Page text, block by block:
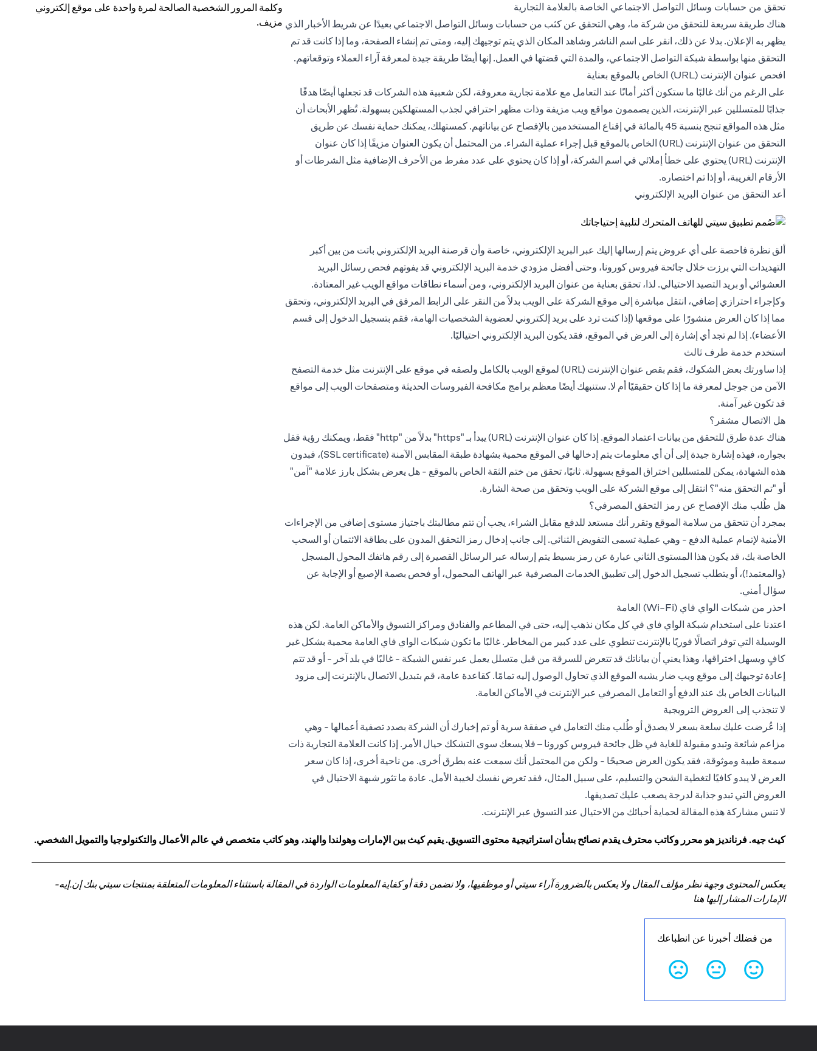
تحقق من حسابات وسائل التواصل الاجتماعي الخاصة بالعلامة التجارية
هناك طريقة سريعة للتحقق من شركة ما، وهي التحقق عن كثب من حسابات وسائل التواصل الاجتماعي بعيدًا عن شريط الأخبار الذي
يظهر به الإعلان. بدلا عن ذلك، انقر على اسم الناشر وشاهد المكان الذي يتم توجيهك إليه، ومتى تم إنشاء الصفحة، وما إذا كانت قد تم
التحقق منها بواسطة شبكة التواصل الاجتماعي، والمدة التي قضتها في العمل. إنها أيضًا طريقة جيدة لمعرفة آراء العملاء وتوقعاتهم.
افحص عنوان الإنترنت (URL) الخاص بالموقع بعناية
على الرغم من أنك غالبًا ما ستكون أكثر أمانًا عند التعامل مع علامة تجارية معروفة، لكن شعبية هذه الشركات قد تجعلها أيضًا هدفًا
جذابًا للمتسللين عبر الإنترنت، الذين يصممون مواقع ويب مزيفة وذات مظهر احترافي لجذب المستهلكين بسهولة. تُظهر الأبحاث أن
مثل هذه المواقع تنجح بنسبة 45 بالمائة في إقناع المستخدمين بالإفصاح عن بياناتهم. كمستهلك، يمكنك حماية نفسك عن طريق
التحقق من عنوان الإنترنت (URL) الخاص بالموقع قبل إجراء عملية الشراء. من المحتمل أن يكون العنوان مزيفًا إذا كان عنوان
الإنترنت (URL) يحتوي على خطأ إملائي في اسم الشركة، أو إذا كان يحتوي على عدد مفرط من الأحرف الإضافية مثل الشرطات أو
الأرقام الغريبة، أو إذا تم اختصاره.
أعد التحقق من عنوان البريد الإلكتروني
ألق نظرة فاحصة على أي عروض يتم إرسالها إليك عبر البريد الإلكتروني، خاصة وأن قرصنة البريد الإلكتروني باتت من بين أكبر
التهديدات التي برزت خلال جائحة فيروس كورونا، وحتى أفضل مزودي خدمة البريد الإلكتروني قد يفوتهم فحص رسائل البريد
العشوائي أو بريد التصيد الاحتيالي. لذا، تحقق بعناية من عنوان البريد الإلكتروني، ومن أسماء نطاقات مواقع الويب غير المعتادة.
وكإجراء احترازي إضافي، انتقل مباشرة إلى موقع الشركة على الويب بدلاً من النقر على الرابط المرفق في البريد الإلكتروني، وتحقق
مما إذا كان العرض منشورًا على موقعها (إذا كنت ترد على بريد إلكتروني لعضوية الشخصيات الهامة، فقم بتسجيل الدخول إلى قسم
الأعضاء). إذا لم تجد أي إشارة إلى العرض في الموقع، فقد يكون البريد الإلكتروني احتياليًا.
استخدم خدمة طرف ثالث
إذا ساورتك بعض الشكوك، فقم بقص عنوان الإنترنت (URL) لموقع الويب بالكامل ولصقه في موقع على الإنترنت مثل خدمة التصفح
الآمن من جوجل لمعرفة ما إذا كان حقيقيًا أم لا. ستنبهك أيضًا معظم برامج مكافحة الفيروسات الحديثة ومتصفحات الويب إلى مواقع
قد تكون غير آمنة.
هل الاتصال مشفر؟
هناك عدة طرق للتحقق من بيانات اعتماد الموقع. إذا كان عنوان الإنترنت (URL) يبدأ بـ "https" بدلاً من "http" فقط، ويمكنك رؤية قفل
بجواره، فهذه إشارة جيدة إلى أن أي معلومات يتم إدخالها في الموقع محمية بشهادة طبقة المقابس الآمنة (SSL certificate)، فبدون
هذه الشهادة، يمكن للمتسللين اختراق الموقع بسهولة. ثانيًا، تحقق من ختم الثقة الخاص بالموقع - هل يعرض بشكل بارز علامة "آمن"
أو "تم التحقق منه"؟ انتقل إلى موقع الشركة على الويب وتحقق من صحة الشارة.
هل طُلب منك الإفصاح عن رمز التحقق المصرفي؟
بمجرد أن تتحقق من سلامة الموقع وتقرر أنك مستعد للدفع مقابل الشراء، يجب أن تتم مطالبتك باجتياز مستوى إضافي من الإجراءات
الأمنية لإتمام عملية الدفع - وهي عملية تسمى التفويض الثنائي. إلى جانب إدخال رمز التحقق المدون على بطاقة الائتمان أو السحب
الخاصة بك، قد يكون هذا المستوى الثاني عبارة عن رمز بسيط يتم إرساله عبر الرسائل القصيرة إلى رقم هاتفك المحول المسجل
(والمعتمد!)، أو يتطلب تسجيل الدخول إلى تطبيق الخدمات المصرفية عبر الهاتف المحمول، أو فحص بصمة الإصبع أو الإجابة عن
سؤال أمني.
احذر من شبكات الواي فاي (Wi-Fi) العامة
اعتدنا على استخدام شبكة الواي فاي في كل مكان نذهب إليه، حتى في المطاعم والفنادق ومراكز التسوق والأماكن العامة. لكن هذه
الوسيلة التي توفر اتصالًا فوريًا بالإنترنت تنطوي على عدد كبير من المخاطر. غالبًا ما تكون شبكات الواي فاي العامة محمية بشكل غير
كافٍ ويسهل اختراقها، وهذا يعني أن بياناتك قد تتعرض للسرقة من قبل متسلل يعمل عبر نفس الشبكة - غالبًا في بلد آخر - أو قد تتم
إعادة توجيهك إلى موقع ويب ضار يشبه الموقع الذي تحاول الوصول إليه تمامًا. كقاعدة عامة، قم بتبديل الاتصال بالإنترنت إلى مزود
البيانات الخاص بك عند الدفع أو التعامل المصرفي عبر الإنترنت في الأماكن العامة.
لا تنجذب إلى العروض الترويجية
إذا عُرضت عليك سلعة بسعر لا يصدق أو طُلب منك التعامل في صفقة سرية أو تم إخبارك أن الشركة بصدد تصفية أعمالها - وهي
مزاعم شائعة وتبدو مقبولة للغاية في ظل جائحة فيروس كورونا – فلا يسعك سوى التشكك حيال الأمر. إذا كانت العلامة التجارية ذات
سمعة طيبة وموثوقة، فقد يكون العرض صحيحًا - ولكن من المحتمل أنك سمعت عنه بطرق أخرى. من ناحية أخرى، إذا كان سعر
العرض لا يبدو كافيًا لتغطية الشحن والتسليم، على سبيل المثال، فقد تعرض نفسك لخيبة الأمل. عادة ما تثور شبهة الاحتيال في
العروض التي تبدو جذابة لدرجة يصعب عليك تصديقها.
لا تنس مشاركة هذه المقالة لحماية أحبائك من الاحتيال عند التسوق عبر الإنترنت.
وكلمة المرور الشخصية الصالحة لمرة واحدة على موقع إلكتروني
مزيف.
كيث جيه. فرنانديز هو محرر وكاتب محترف يقدم نصائح بشأن استراتيجية محتوى التسويق. يقيم كيث بين الإمارات وهولندا والهند، وهو كاتب متخصص في عالم الأعمال والتكنولوجيا والتمويل الشخصي.
يعكس المحتوى وجهة نظر مؤلف المقال ولا يعكس بالضرورة آراء سيتي أو موظفيها، ولا نضمن دقة أو كفاية المعلومات الواردة في المقالة باستثناء المعلومات المتعلقة بمنتجات سيتي بنك إن.إيه-
الإمارات المشار إليها هنا
من فضلك أخبرنا عن انطباعك